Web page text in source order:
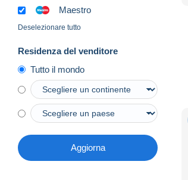
Maestro
Deselezionare tutto
Residenza del venditore
Tutto il mondo
Aggiorna